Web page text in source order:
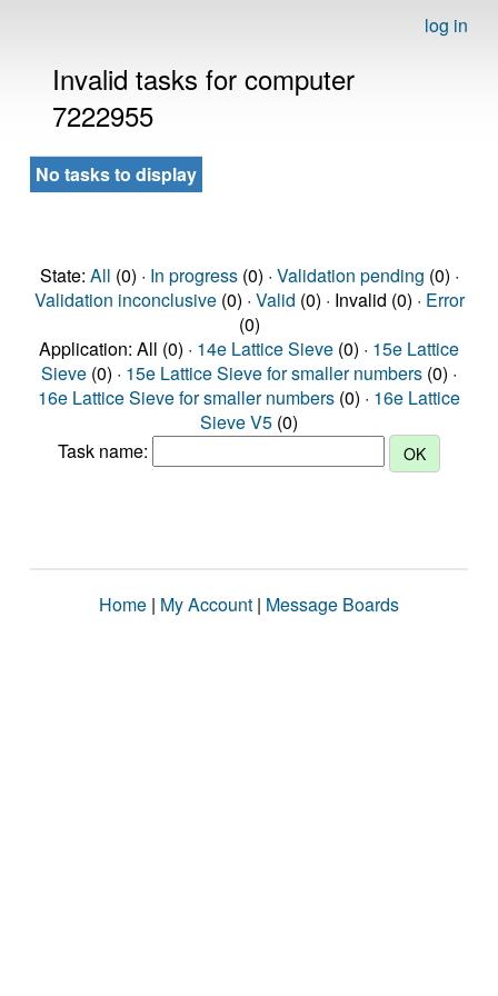
log in
Invalid tasks for computer
7222955
No tasks to display
State: All (0) · In progress(0) · Validation pending (0) ·
Validation inconclusive(0) · Valid (0) · Invalid (0) · Error
(0)
Application: All (0) · 14e Lattice Sieve (0) · 15e Lattice
Sieve (0) · 15e Lattice Sieve for smaller numbers (0) ·
16e Lattice Sieve for smaller numbers (0) · 16e Lattice
Sieve V5 (0)
Task name:
Home | My Account | Message Boards